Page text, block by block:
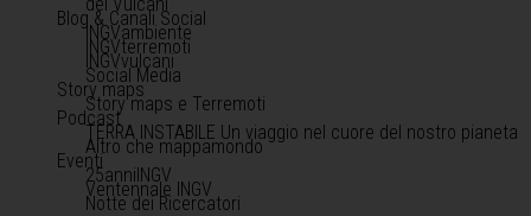
Blog & Canali Social
INGVambiente
INGVterremoti
INGVvulcani
Social Media
Story maps
Story maps e Terremoti
Podcast
TERRA INSTABILE Un viaggio nel cuore del nostro pianeta
Altro che mappamondo
Eventi
25anniINGV
Ventennale INGV
Notte dei Ricercatori